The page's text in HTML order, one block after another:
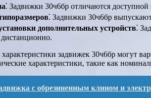
⁚ Задвижки 30ч6бр отличаются
⁚ Задвижки 30ч6бр
дополнительных устройств⁚
задвижек 30ч6бр могут
характеристики, такие как
с обрезиненным клином и